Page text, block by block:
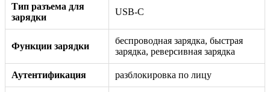
Тип разъема для
зарядки
USB-C
Функции зарядки
беспроводная зарядка, быстрая
зарядка, реверсивная зарядка
Аутентификация разблокировка по лицу